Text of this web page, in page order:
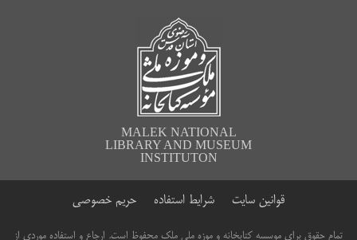
MALEK NATIONAL
LIBRARY AND MUSEUM
INSTITUTON
قوانین سایت شرایط استفاده حریم خصوصی
تمام حقوق برای موسسه کتابخانه و موزه ملی ملک محفوظ است. ارجاع و استفاده موردی از